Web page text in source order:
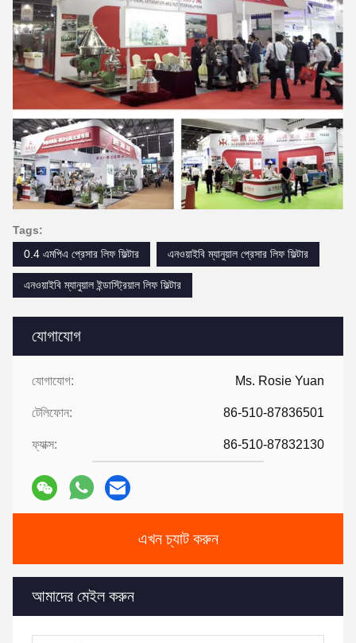
যোগাযোগ
যোগাযোগ: Ms. Rosie Yuan
টেলিফোন: 86-510-87836501
ফ্যাক্স: 86-510-87832130
এখন চ্যাট করুন
আমাদের মেইল ​​করুন
Tags:
0.4 এমপিএ প্রেসার লিফ ফিল্টার
এনওয়াইবি ম্যানুয়াল প্রেসার লিফ ফিল্টার
এনওয়াইবি ম্যানুয়াল ইন্ডাস্ট্রিয়াল লিফ ফিল্টার